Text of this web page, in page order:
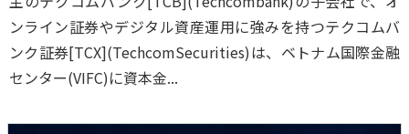
ンライン証券やデジタル資産運用に強みを持つテクコムバ
ンク証券[TCX](TechcomSecurities)は、ベトナム国際金融
センター(VIFC)に資本金...